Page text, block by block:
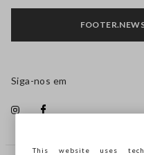
Siga-nos em
This website uses